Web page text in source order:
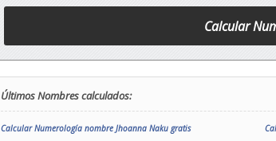
Últimos Nombres calculados:
Calcular Numerología nombre Jhoanna Naku gratis